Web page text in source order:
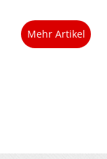
Mehr Artikel